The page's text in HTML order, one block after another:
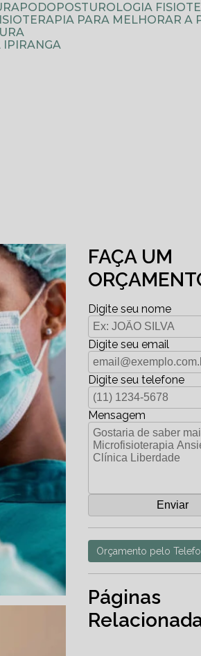
PODOPOSTUROLOGIA
FISIOTERAPIA PARA MELHORAR A
IPIRANGA
FAÇA UM
Digite seu nome
Digite seu email
Digite seu telefone
Mensagem
Orçamento pelo
Páginas